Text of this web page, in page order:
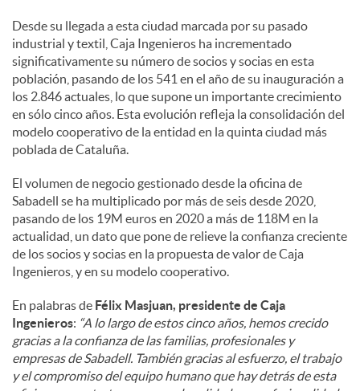
Desde su llegada a esta ciudad marcada por su pasado
industrial y textil, Caja Ingenieros ha incrementado
significativamente su número de socios y socias en esta
población, pasando de los 541 en el año de su inauguración a
los 2.846 actuales, lo que supone un importante crecimiento
en sólo cinco años. Esta evolución refleja la consolidación del
modelo cooperativo de la entidad en la quinta ciudad más
poblada de Cataluña.
El volumen de negocio gestionado desde la oficina de
Sabadell se ha multiplicado por más de seis desde 2020,
pasando de los 19M euros en 2020 a más de 118M en la
actualidad, un dato que pone de relieve la confianza creciente
de los socios y socias en la propuesta de valor de Caja
Ingenieros, y en su modelo cooperativo.
En palabras de Félix Masjuan, presidente de Caja
Ingenieros: “A lo largo de estos cinco años, hemos crecido
gracias a la confianza de las familias, profesionales y
empresas de Sabadell. También gracias al esfuerzo, el trabajo
y el compromiso del equipo humano que hay detrás de esta